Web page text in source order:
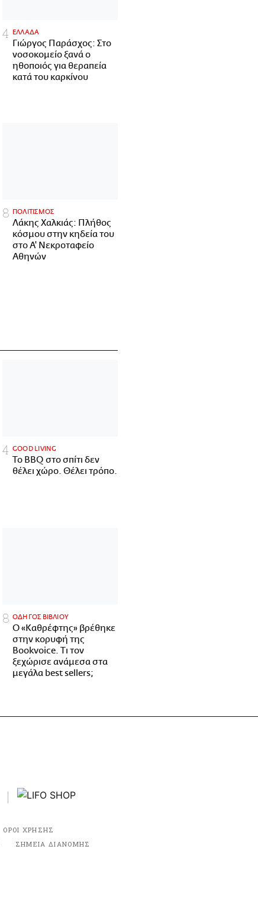
ΕΛΛΑΔΑ
Γιώργος Παράσχος: Στο
νοσοκομείο ξανά ο
ηθοποιός για θεραπεία
κατά του καρκίνου
ΠΟΛΙΤΙΣΜΟΣ
Λάκης Χαλκιάς: Πλήθος
κόσμου στην κηδεία του
στο Α' Νεκροταφείο
Αθηνών
GOOD LIVING
Το BBQ στο σπίτι δεν
θέλει χώρο. Θέλει τρόπο.
ΟΔΗΓΟΣ ΒΙΒΛΙΟΥ
Ο «Καθρέφτης» βρέθηκε
στην κορυφή της
Bookvoice. Τι τον
ξεχώρισε ανάμεσα στα
μεγάλα best sellers;
ΟΡΟΙ ΧΡΗΣΗΣ
ΣΗΜΕΙΑ ΔΙΑΝΟΜΗΣ